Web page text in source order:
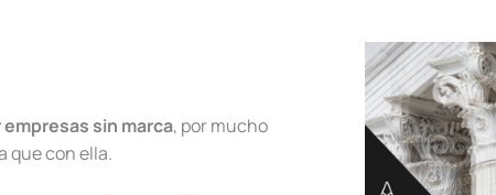
sin marca, por mucho
que con ella.